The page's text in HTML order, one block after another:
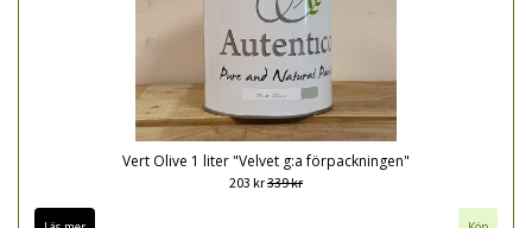
Vert Olive 1 liter "Velvet g:a förpackningen"
203 kr339 kr